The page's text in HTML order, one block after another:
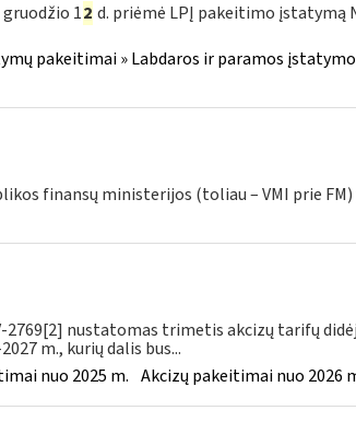
12 d. priėmė LPĮ pakeitimo įstatymą
pakeitimai » Labdaros ir paramos
finansų ministerijos (toliau – VMI prie
2769[2] nustatomas trimetis akcizų tarifų
m., kurių dalis bus...
nuo 2025 m. Akcizų pakeitimai nuo 2026